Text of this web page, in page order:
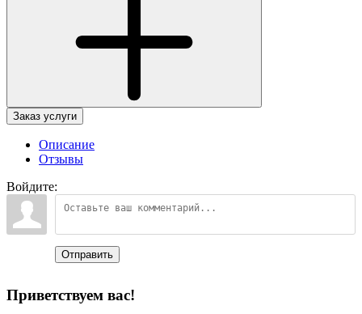
Заказ услуги
Описание
Отзывы
Войдите:
Отправить
Приветствуем вас!